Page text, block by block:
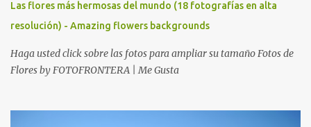
Las flores más hermosas del mundo (18 fotografías en alta
resolución) - Amazing flowers backgrounds
Haga usted click sobre las fotos para ampliar su tamaño Fotos de
Flores by FOTOFRONTERA | Me Gusta